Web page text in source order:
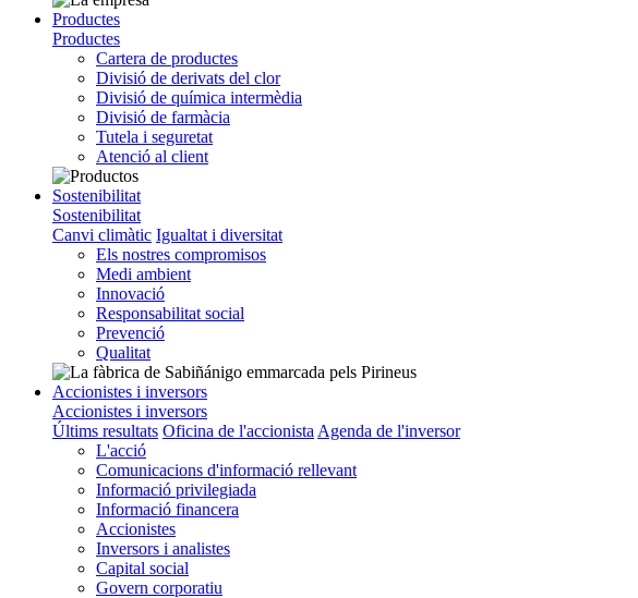
Productes
Productes
Cartera de productes
Divisió de derivats del clor
Divisió de química intermèdia
Divisió de farmàcia
Tutela i seguretat
Atenció al client
Sostenibilitat
Sostenibilitat
Canvi climàtic Igualtat i diversitat
Els nostres compromisos
Medi ambient
Innovació
Responsabilitat social
Prevenció
Qualitat
Accionistes i inversors
Accionistes i inversors
Últims resultats Oficina de l'accionista Agenda de l'inversor
L'acció
Comunicacions d'informació rellevant
Informació privilegiada
Informació financera
Accionistes
Inversors i analistes
Capital social
Govern corporatiu